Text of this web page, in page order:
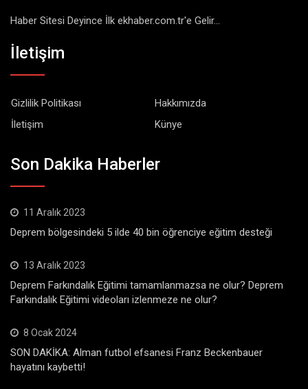
Haber Sitesi Deyince İlk ekhaber.com.tr'e Gelir...
İletişim
Gizlilik Politikası
Hakkımızda
İletişim
Künye
Son Dakika Haberler
11 Aralık 2023
Deprem bölgesindeki 5 ilde 40 bin öğrenciye eğitim desteği
13 Aralık 2023
Deprem Farkındalık Eğitimi tamamlanmazsa ne olur? Deprem
Farkındalık Eğitimi videoları izlenmeze ne olur?
8 Ocak 2024
SON DAKİKA: Alman futbol efsanesi Franz Beckenbauer
hayatını kaybetti!